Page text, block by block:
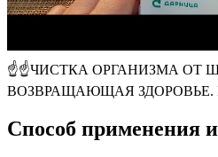
☝☝ЧИСТКА ОРГАНИЗМА ОТ
ВОЗВРАЩАЮЩАЯ ЗДОРОВЬЕ.
Способ применения